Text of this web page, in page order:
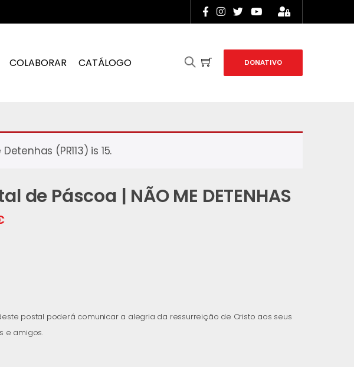
COLABORAR CATÁLOGO DONATIVO
(PR113) is 15.
de Páscoa | NÃO ME DETENHAS
postal poderá comunicar a alegria da ressurreição de Cristo aos seus
e amigos.